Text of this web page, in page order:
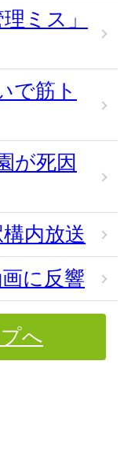
ミス」
で筋ト
が死因
内放送
に反響
へ